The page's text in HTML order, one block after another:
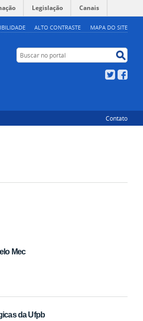
ALTO CONTRASTE MAPA DO SITE
Legislação Canais
Buscar no portal
Twitter
Contato
Mec
da Ufpb